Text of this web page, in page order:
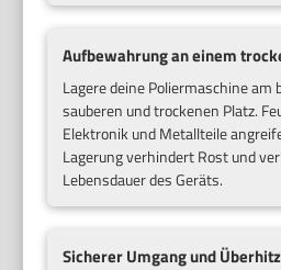
Aufbewahrung an einem
Lagere deine Poliermaschine am
sauberen und trockenen Platz.
Elektronik und Metallteile
Lagerung verhindert Rost und
Lebensdauer des Geräts.
Sicherer Umgang und